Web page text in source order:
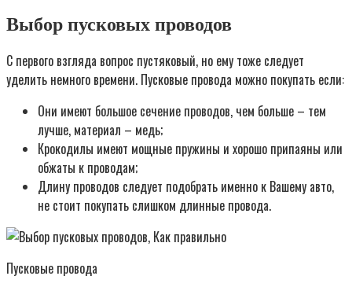
Выбор пусковых проводов
С первого взгляда вопрос пустяковый, но ему тоже следует
уделить немного времени. Пусковые провода можно покупать если:
Они имеют большое сечение проводов, чем больше – тем
лучше, материал – медь;
Крокодилы имеют мощные пружины и хорошо припаяны или
обжаты к проводам;
Длину проводов следует подобрать именно к Вашему авто,
не стоит покупать слишком длинные провода.
Пусковые провода